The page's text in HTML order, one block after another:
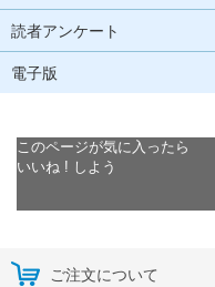
読者アンケート
電子版
このページが気に入ったら
いいね ! しよう
ご注文について